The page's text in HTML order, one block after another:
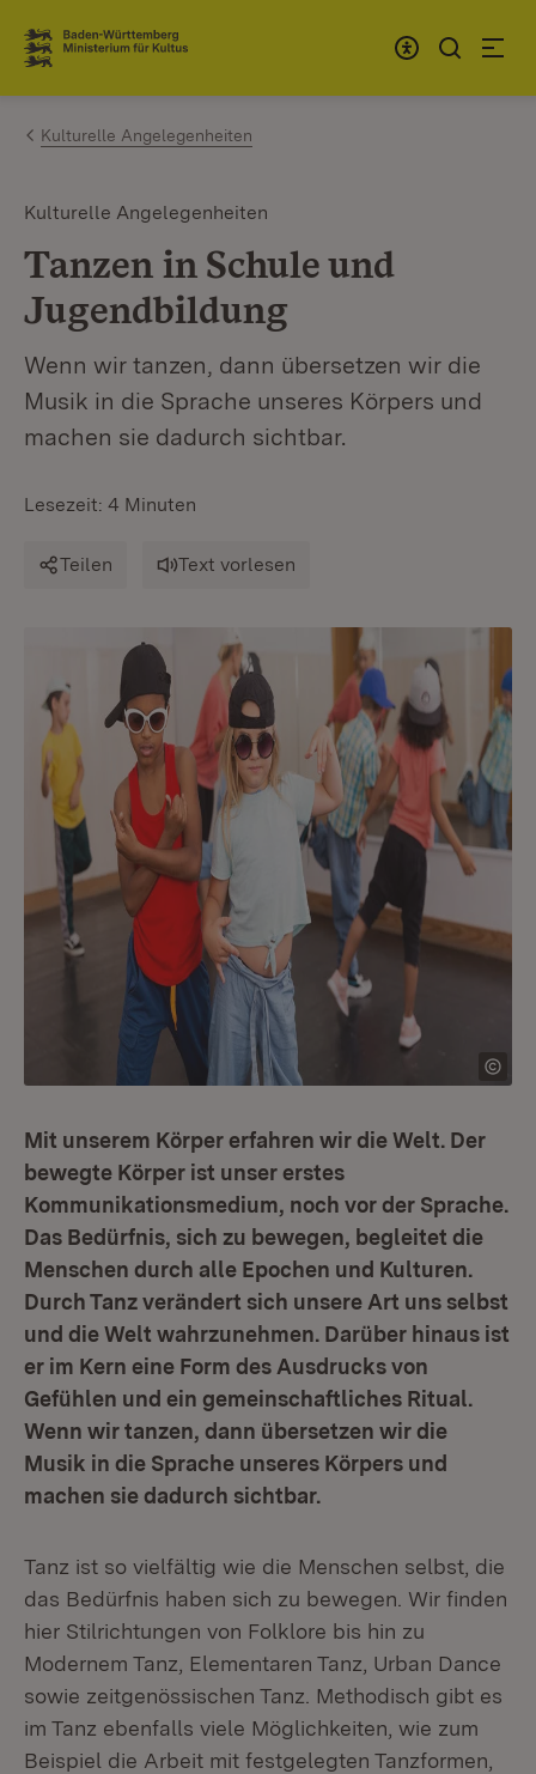
Zum Inhalt springen
Link zur Startseite
Kulturelle Angelegenheiten
Kulturelle Angelegenheiten
Tanzen in Schule und
Jugendbildung
Wenn wir tanzen, dann übersetzen wir die
Musik in die Sprache unseres Körpers und
machen sie dadurch sichtbar.
Lesezeit: 4 Minuten
Teilen Text vorlesen
Mit unserem Körper erfahren wir die Welt. Der
bewegte Körper ist unser erstes
Kommunikationsmedium, noch vor der Sprache.
Das Bedürfnis, sich zu bewegen, begleitet die
Menschen durch alle Epochen und Kulturen.
Durch Tanz verändert sich unsere Art uns selbst
und die Welt wahrzunehmen. Darüber hinaus ist
er im Kern eine Form des Ausdrucks von
Gefühlen und ein gemeinschaftliches Ritual.
Wenn wir tanzen, dann übersetzen wir die
Musik in die Sprache unseres Körpers und
machen sie dadurch sichtbar.
Tanz ist so vielfältig wie die Menschen selbst, die
das Bedürfnis haben sich zu bewegen. Wir finden
hier Stilrichtungen von Folklore bis hin zu
Modernem Tanz, Elementaren Tanz, Urban Dance
sowie zeitgenössischen Tanz. Methodisch gibt es
im Tanz ebenfalls viele Möglichkeiten, wie zum
Beispiel die Arbeit mit festgelegten Tanzformen,